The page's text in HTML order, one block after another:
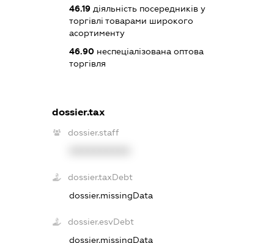
46.19діяльність посередників у
торгівлі товарами широкого
асортименту
46.90неспеціалізована оптова
торгівля
dossier.tax
dossier.staff
dossier.taxDebt
dossier.missingData
dossier.esvDebt
dossier.missingData